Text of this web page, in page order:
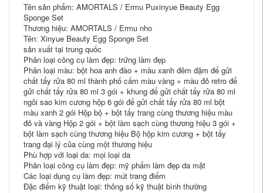
Tên sản phẩm: AMORTALS / Ermu Puxinyue Beauty Egg
Sponge Set
Thương hiệu: AMORTALS / Ermu nho
Tên: Xinyue Beauty Egg Sponge Set
sản xuất tại trung quốc
Phân loại công cụ làm đẹp: trứng làm đẹp
Phân loại màu: bột hoa anh đào + màu xanh đêm đậm để gửi
chất tẩy rửa 80 ml thành phố cấm màu vàng + màu đỏ retro để
gửi chất tẩy rửa 80 ml 3 gói + khung để gửi chất tẩy rửa 80 ml
ngôi sao kim cương hộp 6 gói để gửi chất tẩy rửa 80 ml bột
màu xanh 2 gói Hộp bộ + bột tẩy trang cùng thương hiệu màu
đỏ và vàng Hộp 2 gói + bột làm sạch cùng thương hiệu 3 gói +
bột làm sạch cùng thương hiệu Bộ hộp kim cương + bột tẩy
trang đại lý của cùng một thương hiệu
Phù hợp với loại da: mọi loại da
Phân loại công cụ làm đẹp: mỹ phẩm làm đẹp da mặt
Các loại dụng cụ làm đẹp: mút trang điểm
Đặc điểm kỹ thuật loại: thông số kỹ thuật bình thường